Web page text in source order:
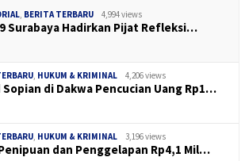
, BERITA TERBARU 4,994 views
Surabaya Hadirkan Pijat Refleksi…
, HUKUM & KRIMINAL 4,206 views
Sopian di Dakwa Pencucian Uang Rp1…
, HUKUM & KRIMINAL 3,196 views
dan Penggelapan Rp4,1 Mil…